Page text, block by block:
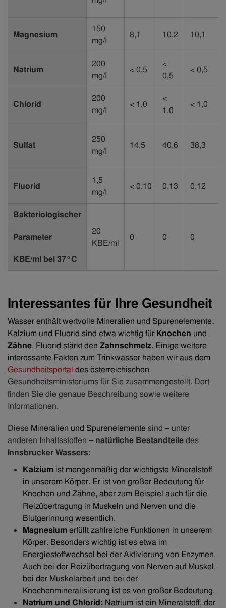
Magnesium
150
mg/I
8,1 10,2 10,1
Natrium
200
mg/I
< 0,5
<
0,5
< 0,5
Chlorid
200
mg/I
< 1,0
<
1,0
< 1,0
Sulfat
250
mg/I
14,5 40,6 38,3
Fluorid
1,5
mg/I
< 0,10 0,13 0,12
Bakteriologischer
20
KBE/ml
0 0 0
Parameter
KBE/ml bei 37°C
Interessantes für Ihre Gesundheit
Wasser enthält wertvolle Mineralien und Spurenelemente:
Kalzium und Fluorid sind etwa wichtig für Knochen und
Zähne, Fluorid stärkt den Zahnschmelz. Einige weitere
interessante Fakten zum Trinkwasser haben wir aus dem
Gesundheitsportal des österreichischen
Gesundheitsministeriums für Sie zusammengestellt. Dort
finden Sie die genaue Beschreibung sowie weitere
Informationen.
Diese Mineralien und Spurenelemente sind – unter
anderen Inhaltsstoffen – natürliche Bestandteiledes
Innsbrucker Wassers:
Kalzium ist mengenmäßig der wichtigste Mineralstoff
in unserem Körper. Er ist von großer Bedeutung für
Knochen und Zähne, aber zum Beispiel auch für die
Reizübertragung in Muskeln und Nerven und die
Blutgerinnung wesentlich.
Magnesiumerfüllt zahlreiche Funktionen in unserem
Körper. Besonders wichtig ist es etwa im
Energiestoffwechsel bei der Aktivierung von Enzymen.
Auch bei der Reizübertragung von Nerven auf Muskel,
bei der Muskelarbeit und bei der
Knochenmineralisierung ist es von großer Bedeutung.
Natrium und Chlorid: Natrium ist ein Mineralstoff, der